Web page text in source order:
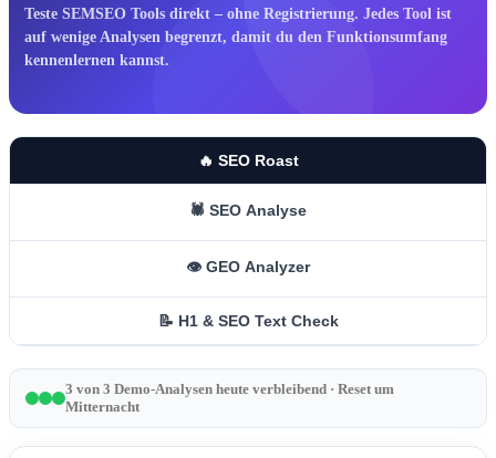
Teste SEMSEO Tools direkt – ohne Registrierung. Jedes Tool ist
auf wenige Analysen begrenzt, damit du den Funktionsumfang
kennenlernen kannst.
🔥 SEO Roast
🕷️ SEO Analyse
👁️ GEO Analyzer
📝 H1 & SEO Text Check
3 von 3 Demo-Analysen heute verbleibend · Reset um
Mitternacht